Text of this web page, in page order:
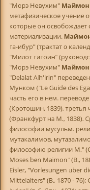
"Морэ Невухим"
метафизическое учение
которые он освобождает
материализации.
га-ибур" (трактат о
"Милот гигоин"
"Морэ Невухим"
"Delalat Alh'irin"
Мунком ("Le Guide des
часть его в нем.
(Кротошин, 1839), третья
(Франкфурт на М., 1838).
философии мусульм.
мутакалимов,
философию религии М."
Moses ben Maimon" (B.,
Eisler, "Vorlesungen uber
Mittelalters" (B., 1870 - 76);